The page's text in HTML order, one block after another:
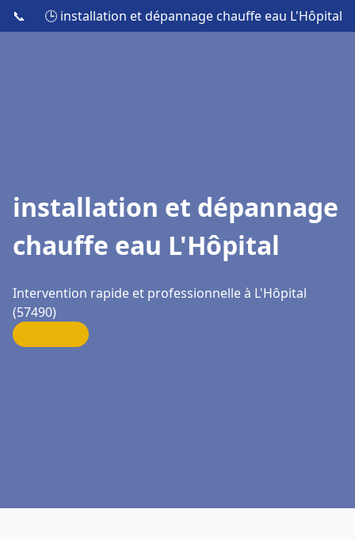
📞 🕒 installation et dépannage chauffe eau L'Hôpital
installation et dépannage
chauffe eau L'Hôpital
Intervention rapide et professionnelle à L'Hôpital
(57490)